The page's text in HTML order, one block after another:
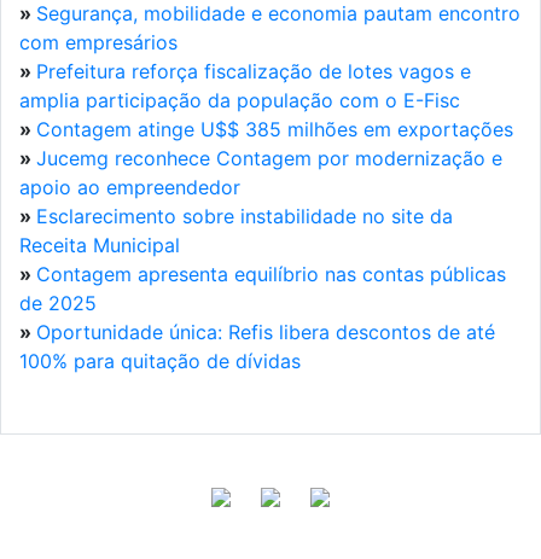
» Segurança, mobilidade e economia pautam encontro
com empresários
» Prefeitura reforça fiscalização de lotes vagos e
amplia participação da população com o E-Fisc
» Contagem atinge U$$ 385 milhões em exportações
» Jucemg reconhece Contagem por modernização e
apoio ao empreendedor
» Esclarecimento sobre instabilidade no site da
Receita Municipal
» Contagem apresenta equilíbrio nas contas públicas
de 2025
» Oportunidade única: Refis libera descontos de até
100% para quitação de dívidas